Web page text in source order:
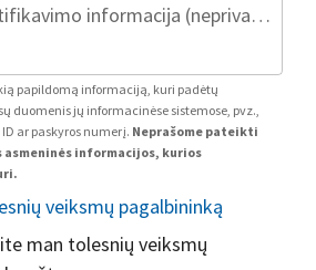
Papildoma identifikavimo informacija (neprivaloma)
papildomą informaciją, kuri padėtų
duomenis jų informacinėse sistemose, pvz.,
ar paskyros numerį. Neprašome pateikti
informacijos, kurios
veiksmų pagalbininką
man tolesnių veiksmų